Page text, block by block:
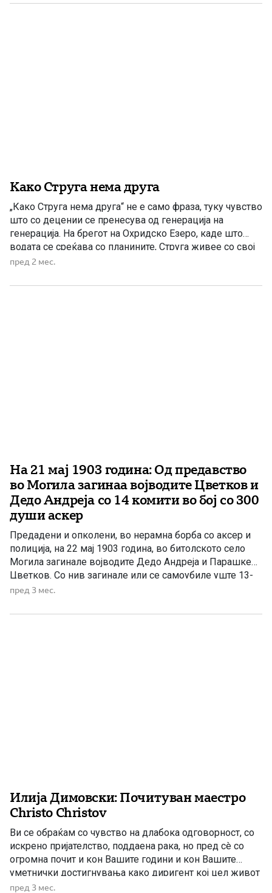
Како Струга нема друга
„Како Струга нема друга“ не е само фраза, туку чувство
што со децении се пренесува од генерација на
генерација. На брегот на Охридско Езеро, каде што
водата се среќава со планините, Струга живее со свој
посебен ритам – тивок, топол и истовремено полн со
како нишка […]
пред 2 мес.
На 21 мај 1903 година: Oд предавство
во Могила загинаа војводите Цветков и
Дедо Андреја со 14 комити во бој со 300
души аскер
Предадени и опколени, во нерамна борба со аксер и
полиција, на 22 мај 1903 година, во битолското село
Могила загинале војводите Дедо Андреја и Парашкев
Цветков. Со нив загинале или се самоубиле уште 13-
14 комити, кои воделе 36-часовна борба 20 комити
тоа известиле и странски медиуми […]
пред 3 мес.
Илија Димовски: Почитуван маестро
Christo Christov
Ви се обраќам со чувство на длабока одговорност, со
искрено пријателство, поддаена рака, но пред сè со
огромна почит и кон Вашите години и кон Вашите
уметнички достигнувања како диригент кој цел живот
го скротува звучниот хаос во хармонија. Но, најмногу
пред 3 мес.